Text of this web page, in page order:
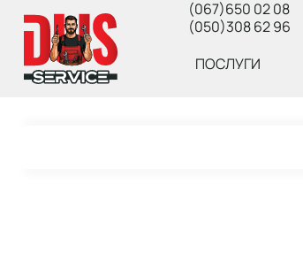
(067)650 02 08
(050)308 62 96
ПОСЛУГИ